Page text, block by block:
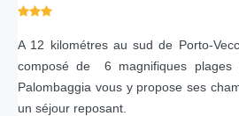
A 12 kilométres au sud de Porto-
composé de 6 magnifiques
Palombaggia vous y propose ses
un séjour reposant.